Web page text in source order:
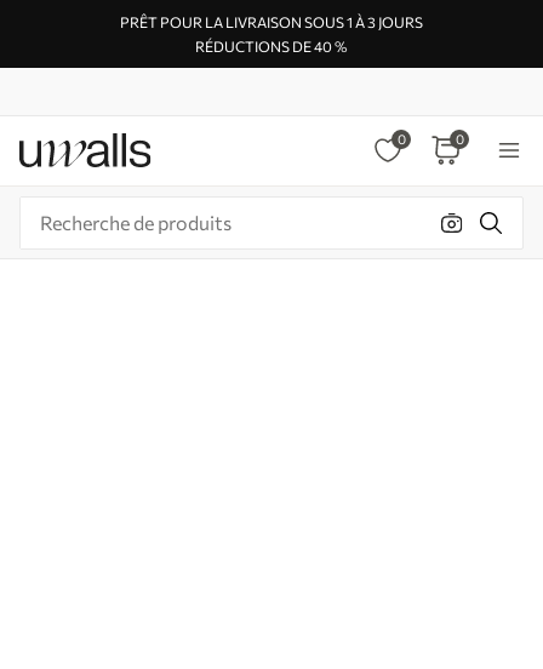
PRÊT POUR LA LIVRAISON SOUS 1 À 3 JOURS
RÉDUCTIONS DE 40 %
0 0